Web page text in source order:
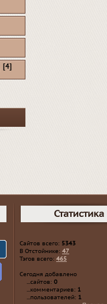
[4]
Статистика
Сайтов всего: 5343
В Отстойнике: 47
Тэгов всего: 465
Сегодня добавлено
...сайтов: 0
...комментариев: 1
...пользователей: 1